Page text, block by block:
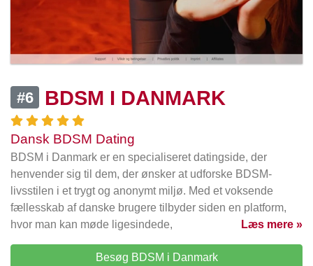
#6 BDSM I DANMARK
Dansk BDSM Dating
BDSM i Danmark er en specialiseret datingside, der
henvender sig til dem, der ønsker at udforske BDSM-
livsstilen i et trygt og anonymt miljø. Med et voksende
fællesskab af danske brugere tilbyder siden en platform,
hvor man kan møde ligesindede,
Læs mere »
Besøg BDSM i Danmark